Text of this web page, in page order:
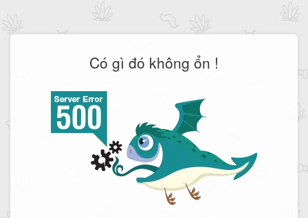
Có gì đó không ổn !